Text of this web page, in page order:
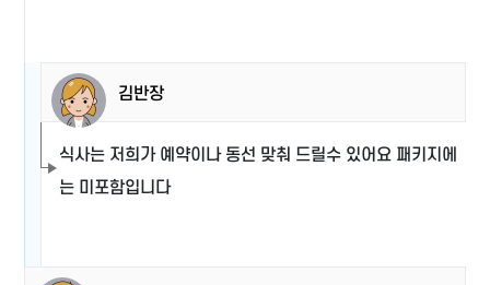
김반장
식사는 저희가 예약이나 동선 맞춰 드릴수 있어요 패키지에
는 미포함입니다